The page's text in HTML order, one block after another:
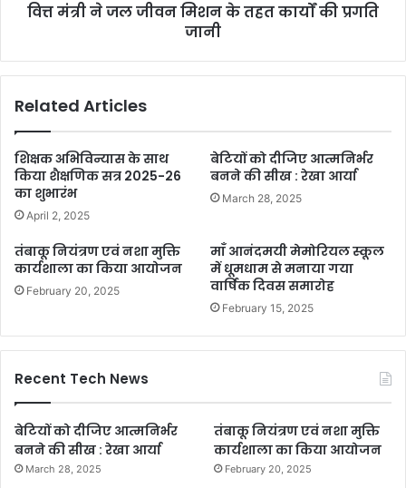
वित्त मंत्री ने जल जीवन मिशन के तहत कार्यों की प्रगति
जानी
Related Articles
शिक्षक अभिविन्यास के साथ
किया शैक्षणिक सत्र 2025-26
का शुभारंभ
April 2, 2025
बेटियों को दीजिए आत्मनिर्भर
बनने की सीख : रेखा आर्या
March 28, 2025
तंबाकू नियंत्रण एवं नशा मुक्ति
कार्यशाला का किया आयोजन
February 20, 2025
माँ आनंदमयी मेमोरियल स्कूल
में धूमधाम से मनाया गया
वार्षिक दिवस समारोह
February 15, 2025
Recent Tech News
बेटियों को दीजिए आत्मनिर्भर
बनने की सीख : रेखा आर्या
March 28, 2025
तंबाकू नियंत्रण एवं नशा मुक्ति
कार्यशाला का किया आयोजन
February 20, 2025